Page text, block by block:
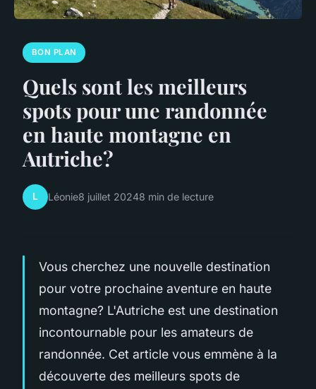
BON PLAN
Quels sont les meilleurs
spots pour une randonnée
en haute montagne en
Autriche?
L Léonie8 juillet 20248 min de lecture
Vous cherchez une nouvelle destination
pour votre prochaine aventure en haute
montagne? L'Autriche est une destination
incontournable pour les amateurs de
randonnée. Cet article vous emmène à la
découverte des meilleurs spots de